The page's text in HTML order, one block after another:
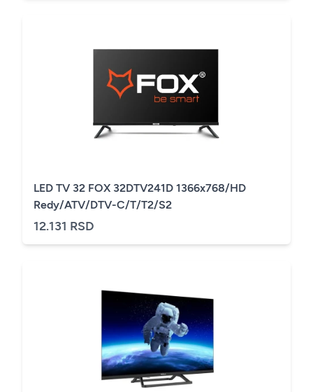
LED TV 32 FOX 32DTV241D 1366x768/HD
Redy/ATV/DTV-C/T/T2/S2
12.131 RSD